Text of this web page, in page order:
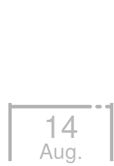
14
Aug.